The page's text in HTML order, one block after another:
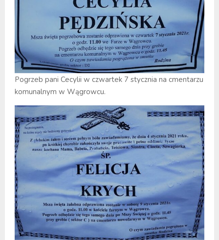
Pogrzeb pani Cecylii w czwartek 7 stycznia na cmentarzu
komunalnym w Wągrowcu.